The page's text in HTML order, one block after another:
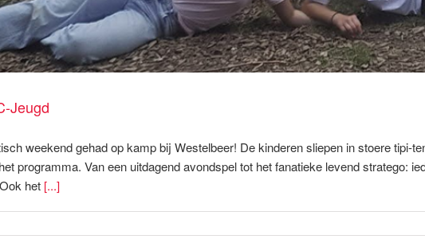
Jeugd
weekend gehad op kamp bij Westelbeer! De kinderen sliepen in stoere tipi-
programma. Van een uitdagend avondspel tot het fanatieke levend stratego:
het [...]